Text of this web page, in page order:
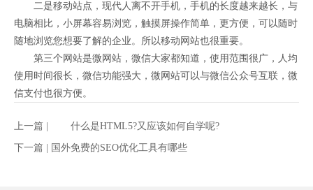
二是移动站点，现代人离不开手机，手机的长度越来越长，与
电脑相比，小屏幕容易浏览，触摸屏操作简单，更方便，可以随时
随地浏览您想要了解的企业。所以移动网站也很重要。
第三个网站是微网站，微信大家都知道，使用范围很广，人均
使用时间很长，微信功能强大，微网站可以与微信公众号互联，微
信支付也很方便。
上一篇 | 什么是HTML5?又应该如何自学呢?
下一篇 | 国外免费的SEO优化工具有哪些